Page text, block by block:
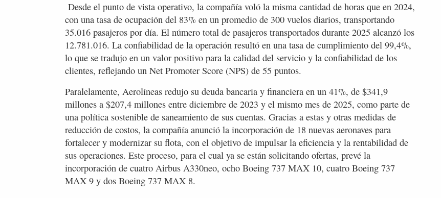
Desde el punto de vista operativo, la compañía voló la misma cantidad de horas que en 2024,
con una tasa de ocupación del 83% en un promedio de 300 vuelos diarios, transportando
35.016 pasajeros por día. El número total de pasajeros transportados durante 2025 alcanzó los
12.781.016. La confiabilidad de la operación resultó en una tasa de cumplimiento del 99,4%,
lo que se tradujo en un valor positivo para la calidad del servicio y la confiabilidad de los
clientes, reflejando un Net Promoter Score (NPS) de 55 puntos.
Paralelamente, Aerolíneas redujo su deuda bancaria y financiera en un 41%, de $341,9
millones a $207,4 millones entre diciembre de 2023 y el mismo mes de 2025, como parte de
una política sostenible de saneamiento de sus cuentas. Gracias a estas y otras medidas de
reducción de costos, la compañía anunció la incorporación de 18 nuevas aeronaves para
fortalecer y modernizar su flota, con el objetivo de impulsar la eficiencia y la rentabilidad de
sus operaciones. Este proceso, para el cual ya se están solicitando ofertas, prevé la
incorporación de cuatro Airbus A330neo, ocho Boeing 737 MAX 10, cuatro Boeing 737
MAX 9 y dos Boeing 737 MAX 8.